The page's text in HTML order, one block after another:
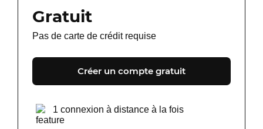
Gratuit
Pas de carte de crédit requise
Créer un compte gratuit
1 connexion à distance à la fois